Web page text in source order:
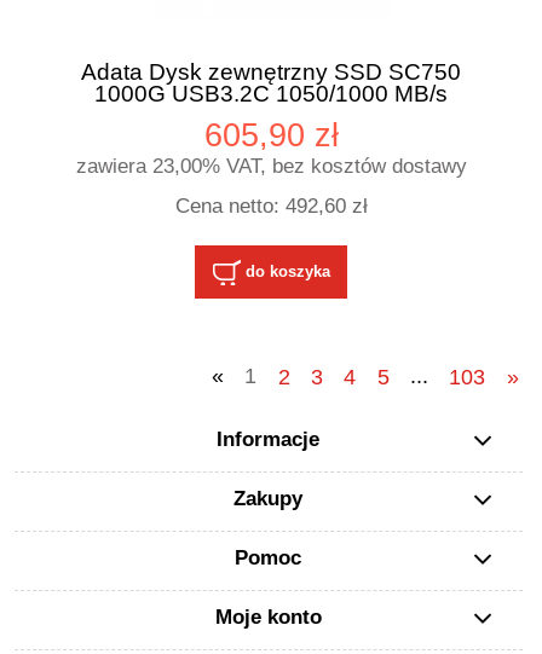
Adata Dysk zewnętrzny SSD SC750
1000G USB3.2C 1050/1000 MB/s
605,90 zł
zawiera 23,00% VAT, bez kosztów dostawy
Cena netto: 492,60 zł
do koszyka
« 1 2 3 4 5 ... 103 »
Informacje
Zakupy
Pomoc
Moje konto